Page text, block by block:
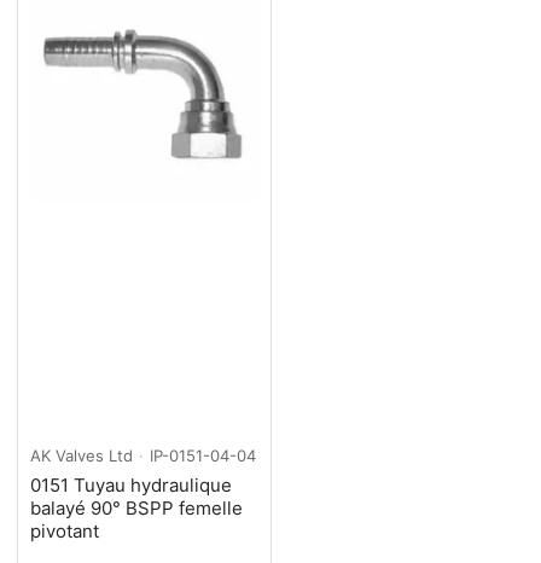
AK Valves Ltd IP-0151-04-04
0151 Tuyau hydraulique
balayé 90° BSPP femelle
pivotant